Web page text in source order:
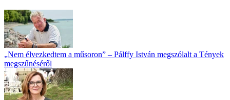
„Nem élvezkedtem a műsoron” – Pálffy István megszólalt a Tények
megszűnéséről